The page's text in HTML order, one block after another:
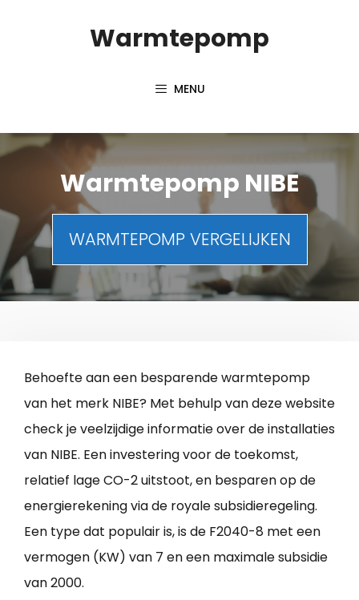
Warmtepomp
MENU
Warmtepomp NIBE
WARMTEPOMP VERGELIJKEN
Behoefte aan een besparende warmtepomp
van het merk NIBE? Met behulp van deze website
check je veelzijdige informatie over de installaties
van NIBE. Een investering voor de toekomst,
relatief lage CO-2 uitstoot, en besparen op de
energierekening via de royale subsidieregeling.
Een type dat populair is, is de F2040-8 met een
vermogen (KW) van 7 en een maximale subsidie
van 2000.